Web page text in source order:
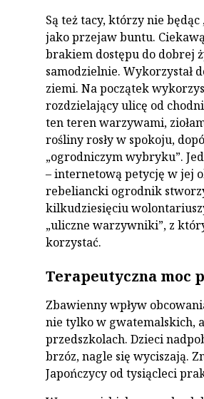
Są też tacy, którzy nie
jako przejaw buntu.
brakiem dostępu do dobrej
samodzielnie. Wykorzystał
ziemi. Na początek
rozdzielający ulicę od
ten teren warzywami,
rośliny rosły w spokoju,
„ogrodniczym wybryku”.
– internetową petycję w jej
rebeliancki ogrodnik
kilkudziesięciu
„uliczne warzywniki”, z
korzystać.
Terapeutyczna moc
Zbawienny wpływ
nie tylko w gwatemalskich,
przedszkolach. Dzieci
brzóz, nagle się wyciszają.
Japończycy od tysiącleci